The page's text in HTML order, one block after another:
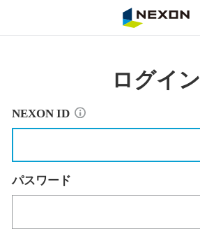
ログイン
NEXON ID
パスワード